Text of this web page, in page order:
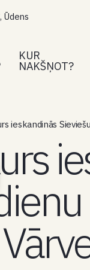
Ūdens
KUR
NAKŠŅOT?
ieskandinās